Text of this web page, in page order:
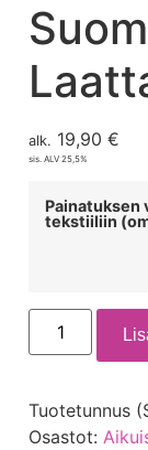
alk. 19,90 €
sis. ALV 25,5%
Painatuksen
tekstiiliin
Tuotetunnus
Osastot: